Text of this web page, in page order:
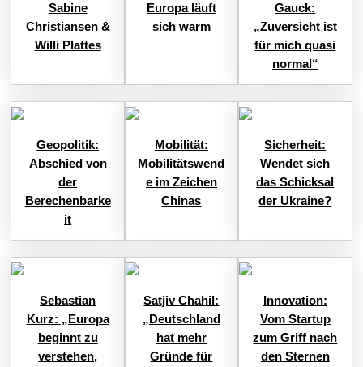
Sabine
Christiansen &
Willi Plattes
Europa läuft
sich warm
Gauck:
„Zuversicht ist
für mich quasi
normal“
Geopolitik:
Abschied von
der
Berechenbarke
it
Mobilität:
Mobilitätswend
e im Zeichen
Chinas
Sicherheit:
Wendet sich
das Schicksal
der Ukraine?
Sebastian
Kurz: „Europa
beginnt zu
verstehen,
Satjiv Chahil:
„Deutschland
hat mehr
Gründe für
Innovation:
Vom Startup
zum Griff nach
den Sternen